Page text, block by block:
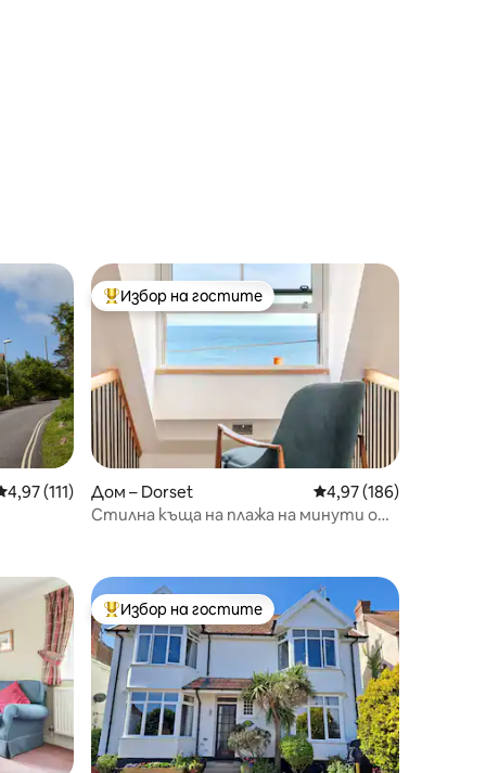
оценка: 4,97 от 5, 111 отзива
4,97 (111)
Най-популярен избор на гостите
Избор на гостите
Дом – Dorset Средна оценка: 4,97
4,97 (186)
Стилна къща на плажа на минути от
Най-популярен избор на гостите
Избор на гостите